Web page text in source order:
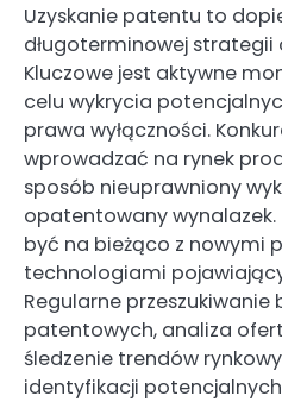
Uzyskanie patentu to
długoterminowej strategii
Kluczowe jest aktywne
celu wykrycia
prawa wyłączności.
wprowadzać na rynek
sposób nieuprawniony
opatentowany
być na bieżąco z nowymi
technologiami
Regularne przeszukiwanie
patentowych, analiza
śledzenie trendów
identyfikacji